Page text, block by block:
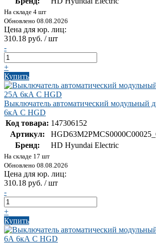
На складе 4 шт
Обновлено 08.08.2026
Цена для юр. лиц:
310.18 руб. / шт
-
+
Купить
Выключатель автоматический модульный
6кА С HGD
Код товара: 147306152
Артикул:
Бренд:
HD Hyundai Electric
На складе 17 шт
Обновлено 08.08.2026
Цена для юр. лиц:
310.18 руб. / шт
-
+
Купить